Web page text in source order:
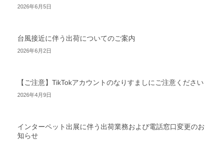
2026年6月5日
台風接近に伴う出荷についてのご案内
2026年6月2日
【ご注意】TikTokアカウントのなりすましにご注意ください
2026年4月9日
インターペット出展に伴う出荷業務および電話窓口変更のお
知らせ